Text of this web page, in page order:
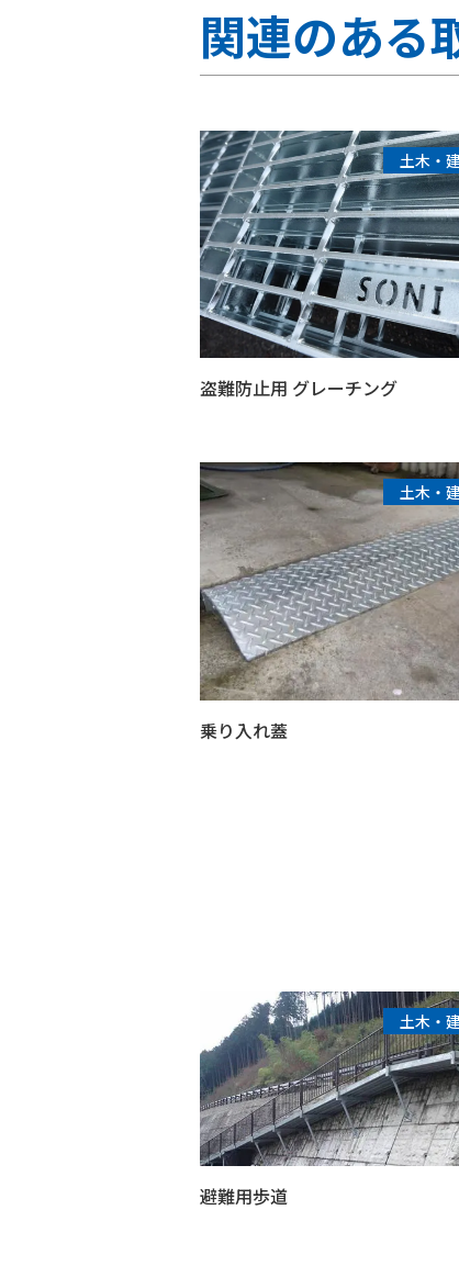
関連のある
土木・
盗難防止用 グレーチング
土木・
乗り入れ蓋
土木・
避難用歩道